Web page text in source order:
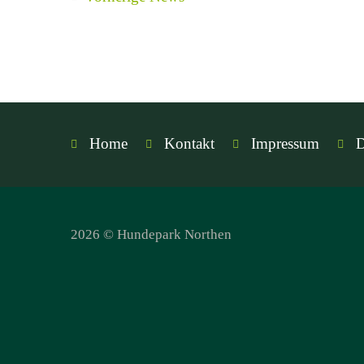
Home Kontakt Impressum
2026 © Hundepark Northen